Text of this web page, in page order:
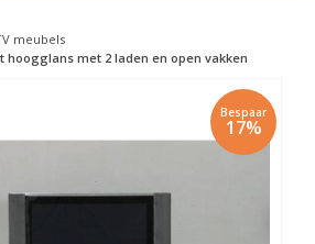
meubels
hoogglans met 2 laden en open vakken
Bespaar
17%